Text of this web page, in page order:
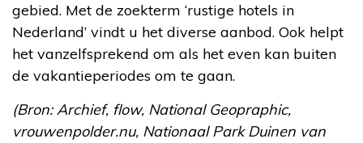
gebied. Met de zoekterm ‘rustige hotels in
Nederland’ vindt u het diverse aanbod. Ook helpt
het vanzelfsprekend om als het even kan buiten
de vakantieperiodes om te gaan.
(Bron: Archief, flow, National Geopraphic,
vrouwenpolder.nu, Nationaal Park Duinen van